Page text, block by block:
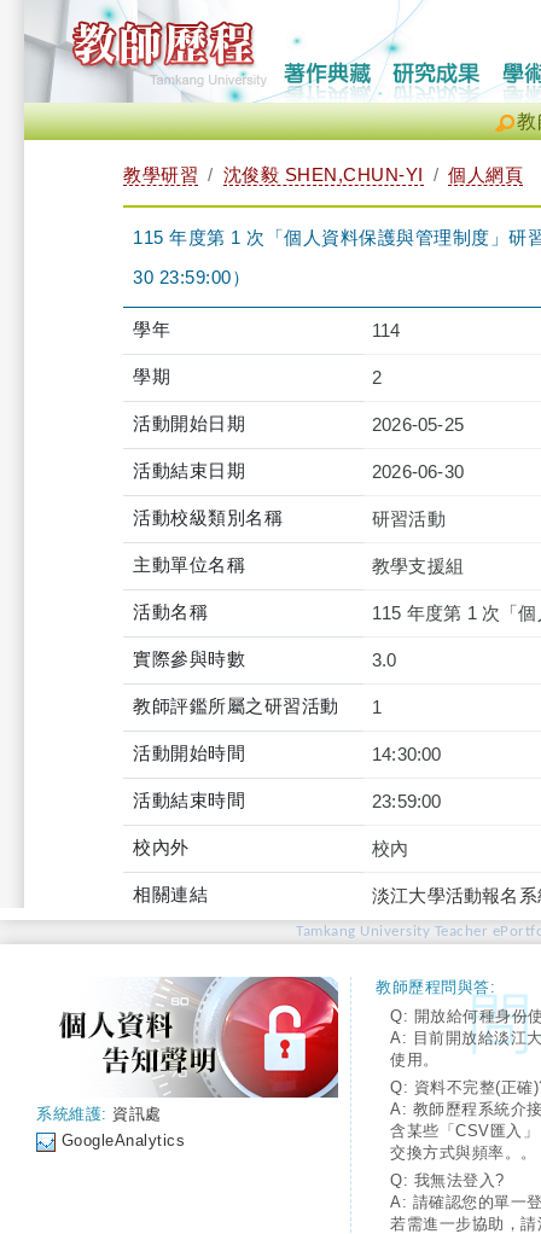
教
教學研習 沈俊毅 SHEN,CHUN-YI 個人網頁
115 年度第 1 次「個人資料保護與管理制度」
30 23:59:00）
學年 114
學期 2
活動開始日期 2026-05-25
活動結束日期 2026-06-30
活動校級類別名稱 研習活動
主動單位名稱 教學支援組
活動名稱 115 年度第 1 次「
實際參與時數 3.0
教師評鑑所屬之研習活動 1
活動開始時間 14:30:00
活動結束時間 23:59:00
校內外 校內
相關連結 淡江大學活動報名
Tamkang University Teacher
系統維護: 資訊處
GoogleAnalytics
教師歷程問與答:
Q: 開放給何種身份
A: 目前開放給淡江
使用。
Q: 資料不完整(正確
A: 教師歷程系統介
含某些「CSV匯入
交換方式與頻率。。
Q: 我無法登入?
A: 請確認您的單一
若需進一步協助，